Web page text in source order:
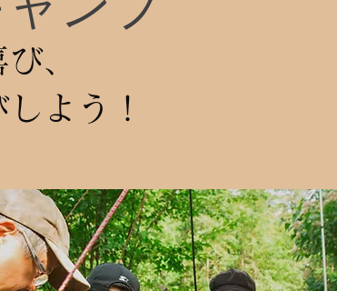
、
よう！